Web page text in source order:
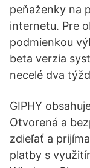
peňaženky na
internetu. Pre
podmienkou
beta verzia
necelé dva
GIPHY
Otvorená a
zdieľať a
platby s